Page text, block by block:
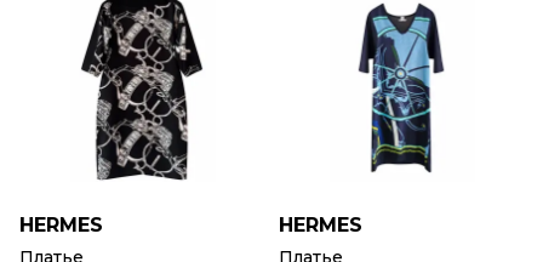
HERMES
Платье
HERMES
Платье